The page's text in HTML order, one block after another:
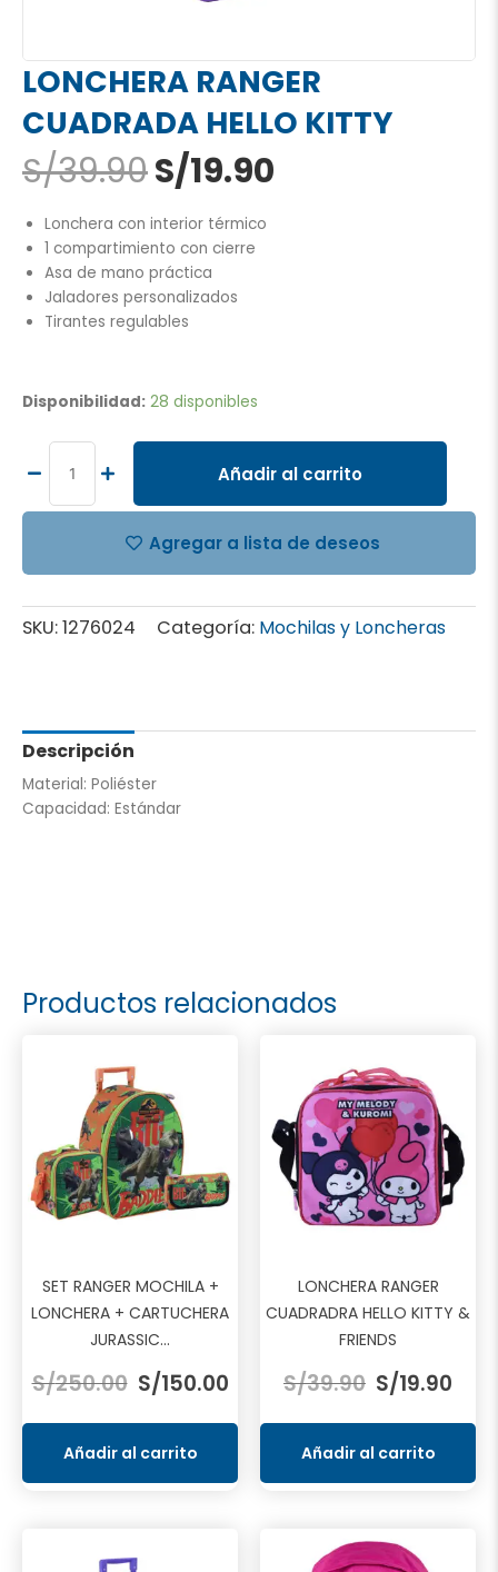
LONCHERA RANGER
CUADRADA HELLO KITTY
S/39.90El
precio
original
era:
S/39.90.
S/19.90
Lonchera con interior térmico
1 compartimiento con cierre
Asa de mano práctica
Jaladores personalizados
Tirantes regulables
Disponibilidad: 28 disponibles
RANGER
HELLO
KITTY
Añadir al carrito
Agregar a lista de deseos
SKU:1276024 Categoría: Mochilas y Loncheras
Descripción
Material: Poliéster
Capacidad: Estándar
Productos relacionados
SET RANGER MOCHILA +
LONCHERA + CARTUCHERA
JURASSIC...
S/250.00 precio
original
era:
S/150.00precio
actual
S/150.00.
Añadir al carrito
LONCHERA RANGER
CUADRADRA HELLO KITTY &
FRIENDS
S/39.90 precio
original
era:
S/19.90
S/
Añadir al carrito